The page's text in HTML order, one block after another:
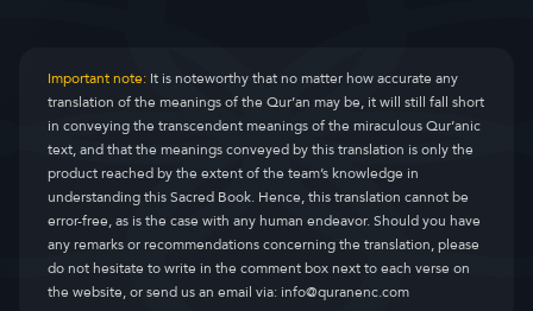
Important note:It is noteworthy that no matter how accurate any
translation of the meanings of the Qur’an may be, it will still fall short
in conveying the transcendent meanings of the miraculous Qur’anic
text, and that the meanings conveyed by this translation is only the
product reached by the extent of the team’s knowledge in
understanding this Sacred Book. Hence, this translation cannot be
error-free, as is the case with any human endeavor. Should you have
any remarks or recommendations concerning the translation, please
do not hesitate to write in the comment box next to each verse on
the website, or send us an email via:info@quranenc.com